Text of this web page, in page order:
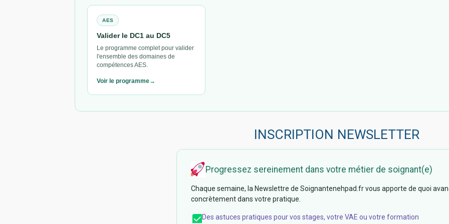
AES
Valider le DC1 au DC5
Le programme complet pour valider
l'ensemble des domaines de
compétences AES.
Voir le programme
INSCRIPTION NEWSLETTER
Progressez sereinement dans votre métier de soignant(e)
Chaque semaine, la Newslettre de Soignantenehpad.fr vous apporte de quoi
concrètement dans votre pratique.
Des astuces pratiques pour vos stages, votre VAE ou votre formation